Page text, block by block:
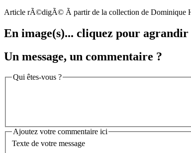
Article rÃ©digÃ© Ã partir de la collection de Dominique
En image(s)... cliquez pour agrandir
Un message, un commentaire ?
Qui êtes-vous ?
Ajoutez votre commentaire ici
Texte de votre message